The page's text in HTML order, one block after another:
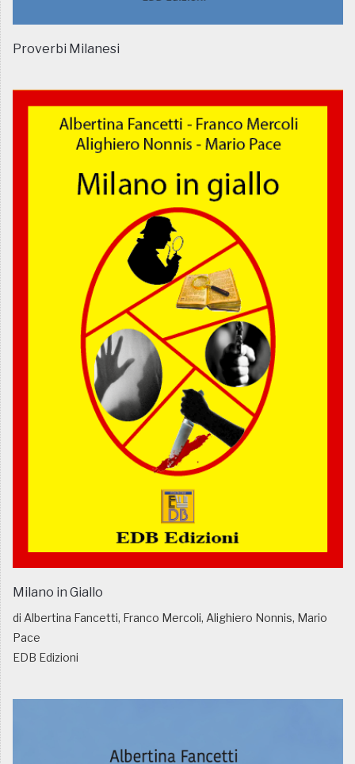
Proverbi Milanesi
Milano in Giallo
di Albertina Fancetti, Franco Mercoli, Alighiero Nonnis, Mario
Pace
EDB Edizioni